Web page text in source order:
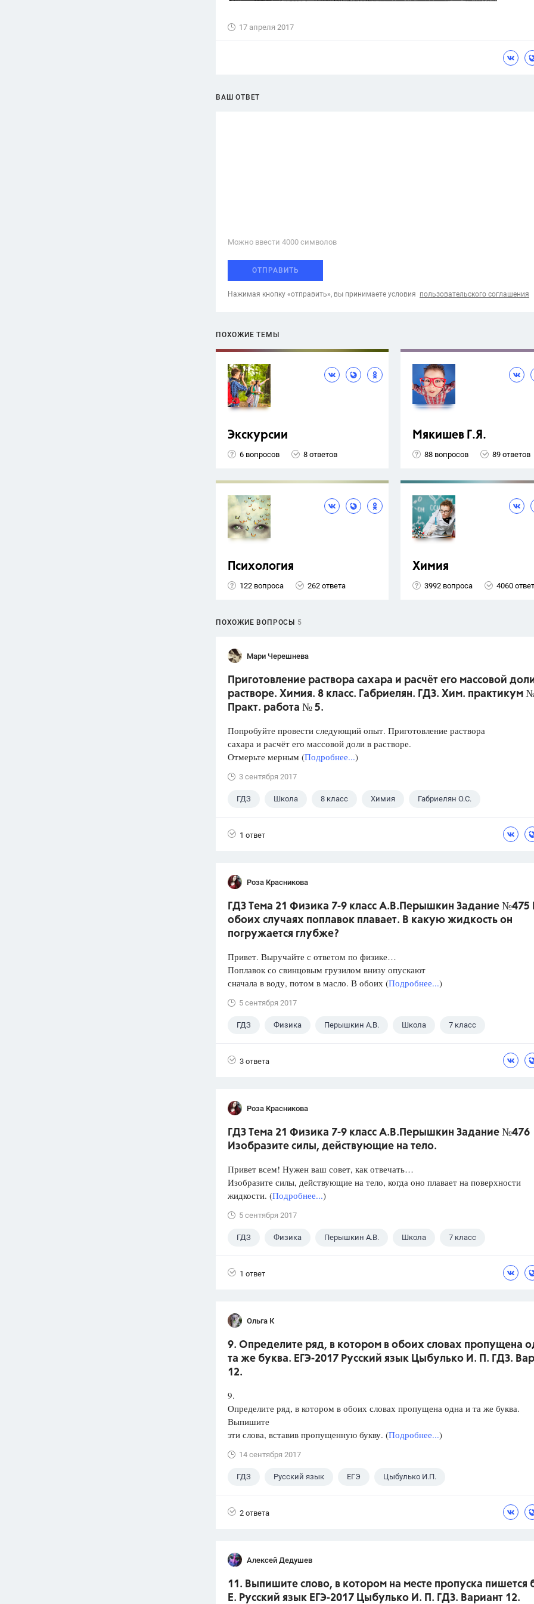
17 апреля 2017
ВАШ ОТВЕТ
Можно ввести 4000 cимволов
ОТПРАВИТЬ
Нажимая кнопку «отправить», вы принимаете условия пользовательского соглашения
ПОХОЖИЕ ТЕМЫ
Экскурсии
6 вопросов 8 ответов
Мякишев Г.Я.
88 вопросов 89 ответов
Психология
122 вопроса 262 ответа
Химия
3992 вопроса 4060
ПОХОЖИЕ ВОПРОСЫ 5
Мари Черешнева
Приготовление раствора сахара и расчёт его массовой
растворе. Химия. 8 класс. Габриелян. ГДЗ. Хим. практикум
Практ. работа № 5.
Попробуйте провести следующий опыт. Приготовление раствора
сахара и расчёт его массовой доли в растворе.
Отмерьте мерным (Подробнее...)
3 сентября 2017
ГДЗ Школа 8 класс Химия Габриелян О.С.
1 ответ
Роза Красникова
ГДЗ Тема 21 Физика 7-9 класс А.В.Перышкин Задание №475
обоих случаях поплавок плавает. В какую жидкость он
погружается глубже?
Привет. Выручайте с ответом по физике…
Поплавок со свинцовым грузилом внизу опускают
сначала в воду, потом в масло. В обоих (Подробнее...)
5 сентября 2017
ГДЗ Физика Перышкин А.В. Школа 7 класс
3 ответа
Роза Красникова
ГДЗ Тема 21 Физика 7-9 класс А.В.Перышкин Задание №476
Изобразите силы, действующие на тело.
Привет всем! Нужен ваш совет, как отвечать…
Изобразите силы, действующие на тело, когда оно плавает на поверхности
жидкости. (Подробнее...)
5 сентября 2017
ГДЗ Физика Перышкин А.В. Школа 7 класс
1 ответ
Ольга К
9. Определите ряд, в котором в обоих словах пропущена
та же буква. ЕГЭ-2017 Русский язык Цыбулько И. П. ГДЗ.
12.
9.
Определите ряд, в котором в обоих словах пропущена одна и та же буква.
Выпишите
эти слова, вставив пропущенную букву. (Подробнее...)
14 сентября 2017
ГДЗ Русский язык ЕГЭ Цыбулько И.П.
2 ответа
Алексей Дедушев
11. Выпишите слово, в котором на месте пропуска пишется
Е. Русский язык ЕГЭ-2017 Цыбулько И. П. ГДЗ. Вариант 12.